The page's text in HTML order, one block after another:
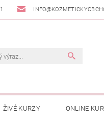
ŽIVÉ KURZY ONLINE